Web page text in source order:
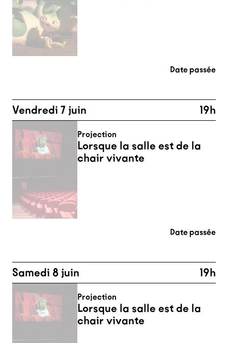
Date passée
Vendredi 7 juin 19h
Projection
Lorsque la salle est de la
chair vivante
Date passée
Samedi 8 juin 19h
Projection
Lorsque la salle est de la
chair vivante